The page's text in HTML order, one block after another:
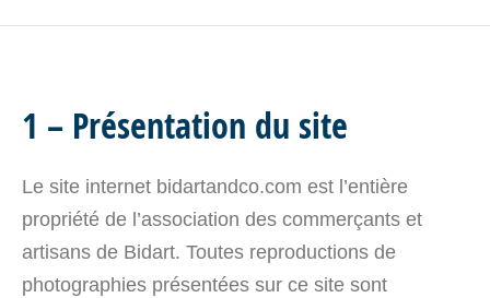
1 – Présentation du site
Le site internet bidartandco.com est l’entière
propriété de l’association des commerçants et
artisans de Bidart. Toutes reproductions de
photographies présentées sur ce site sont